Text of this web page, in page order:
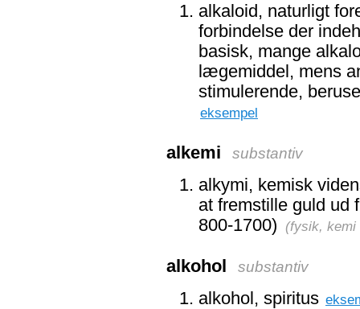
alkaloid, naturligt
forbindelse der
basisk, mange
lægemiddel, mens
stimulerende,
eksempel
alkemi substantiv
alkymi, kemisk
at fremstille guld
800-1700) (fysik, kemi
alkohol substantiv
alkohol, spiritus